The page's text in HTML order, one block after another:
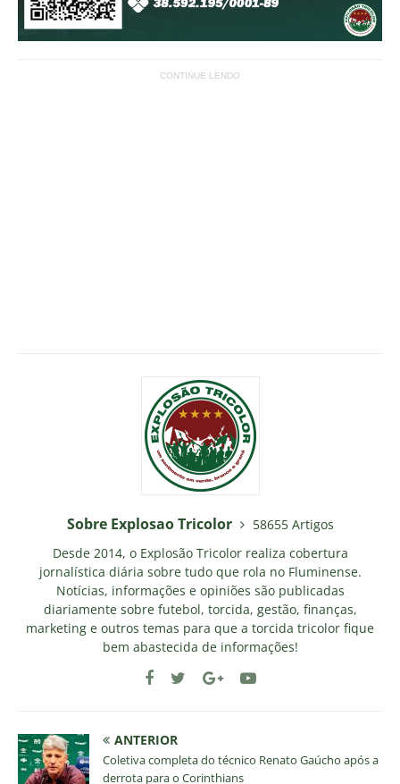
CONTINUE LENDO
Sobre Explosao Tricolor
58655 Artigos
Desde 2014, o Explosão Tricolor realiza cobertura
jornalística diária sobre tudo que rola no Fluminense.
Notícias, informações e opiniões são publicadas
diariamente sobre futebol, torcida, gestão, finanças,
marketing e outros temas para que a torcida tricolor fique
bem abastecida de informações!
ANTERIOR
Coletiva completa do técnico Renato Gaúcho após a
derrota para o Corinthians